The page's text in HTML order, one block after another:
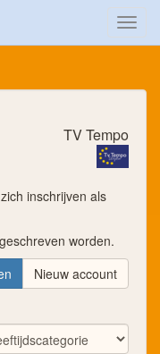
TV Tempo
inschrijven als
worden.
Nieuw account